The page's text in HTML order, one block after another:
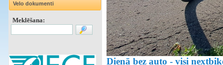
Velo dokumenti
Meklēšana:
Dienā bez auto - visi